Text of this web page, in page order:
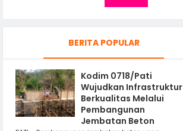
BERITA POPULAR
Kodim 0718/Pati
Wujudkan Infrastruktur
Berkualitas Melalui
Pembangunan
Jembatan Beton